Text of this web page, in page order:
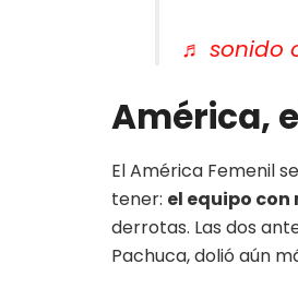
♬ sonido
América,
El América Femenil
tener: el equipo con
derrotas. Las dos
Pachuca, dolió aún